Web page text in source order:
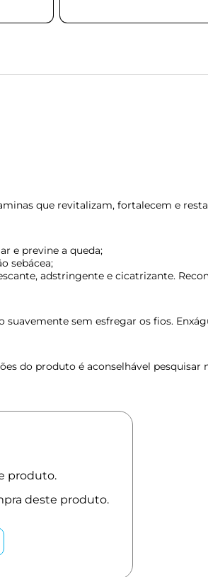
que revitalizam, fortalecem e
e previne a queda;
sebácea;
adstringente e cicatrizante.
sem esfregar os fios.
do produto é aconselhável pesquisar